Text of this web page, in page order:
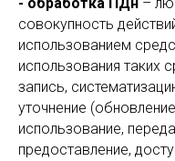
- обработка ПДн –
совокупность
использованием
использования таких
запись,
уточнение
использование,
предоставление,